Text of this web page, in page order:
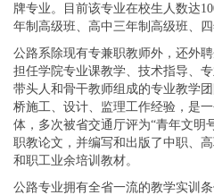
牌专业。目前该专业在校生人数达
年制高级班、高中三年制高级班、四
公路系除现有专兼职教师外，还外
担任学院专业课教学、技术指导、
带头人和骨干教师组成的专业教学
桥施工、设计、监理工作经验，是
体，多次被省交通厅评为“青年文明
职教论文，并编写和出版了中职、
和职工业余培训教材。
公路专业拥有全省一流的教学实训